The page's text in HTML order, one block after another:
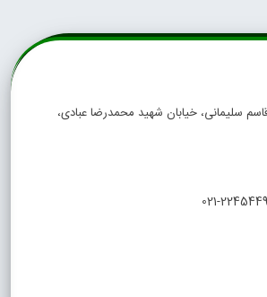
سلیمانی، خیابان شهید محمدرضا عبادی،